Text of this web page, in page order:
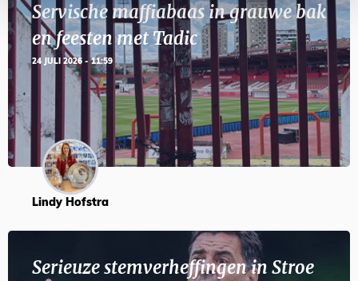
Servische maffiabaas in grauwe bak
en feesten met Tadic
24 JULI 2026 - 11:59
Lindy Hofstra
Serieuze stemverheffingen in Stroe